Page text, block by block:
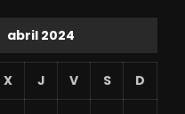
abril 2024
X J V S D